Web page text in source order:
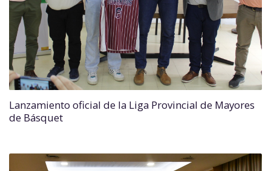
Lanzamiento oficial de la Liga Provincial de Mayores
de Básquet